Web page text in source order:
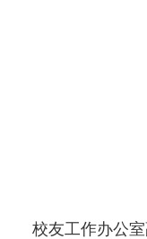
校友工作办公